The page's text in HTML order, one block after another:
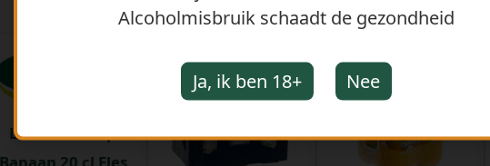
Looza fruitsap
Banaan 20 cl Fles
Alcoholmisbruik schaadt de gezondheid
Ja, ik ben 18+ Nee